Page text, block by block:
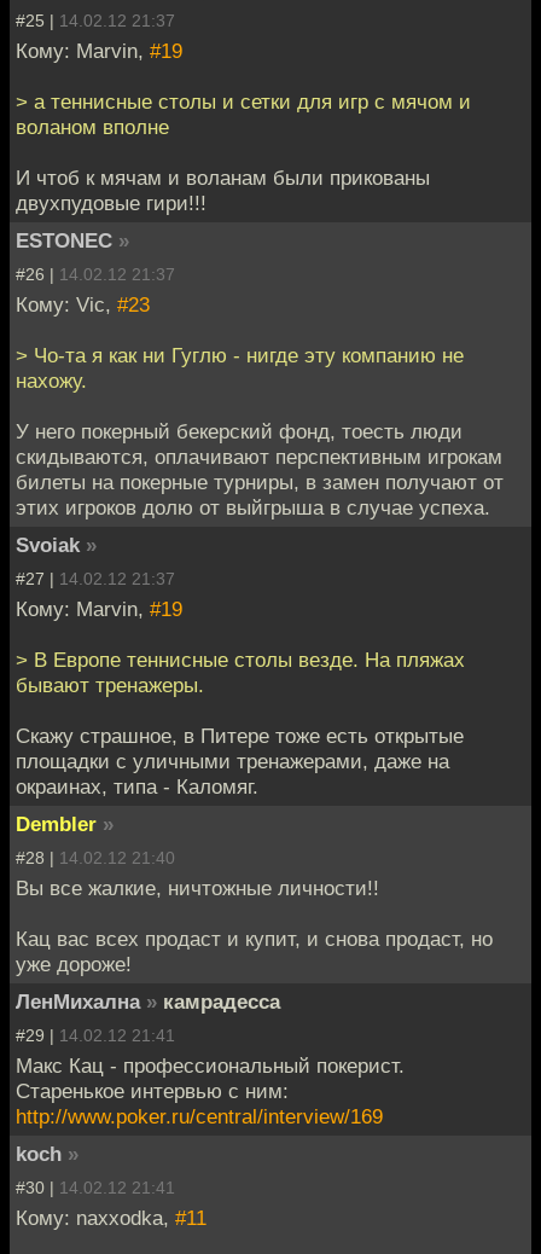
#25 | 14.02.12 21:37
Кому: Marvin, #19
> а теннисные столы и сетки для игр с мячом и
воланом вполне
И чтоб к мячам и воланам были прикованы
двухпудовые гири!!!
ESTONEC »
#26 | 14.02.12 21:37
Кому: Vic, #23
> Чо-та я как ни Гуглю - нигде эту компанию не
нахожу.
У него покерный бекерский фонд, тоесть люди
скидываются, оплачивают перспективным игрокам
билеты на покерные турниры, в замен получают от
этих игроков долю от выйгрыша в случае успеха.
Svoiak »
#27 | 14.02.12 21:37
Кому: Marvin, #19
> В Европе теннисные столы везде. На пляжах
бывают тренажеры.
Скажу страшное, в Питере тоже есть открытые
площадки с уличными тренажерами, даже на
окраинах, типа - Каломяг.
Dembler »
#28 | 14.02.12 21:40
Вы все жалкие, ничтожные личности!!
Кац вас всех продаст и купит, и снова продаст, но
уже дороже!
ЛенМихална » камрадесса
#29 | 14.02.12 21:41
Макс Кац - профессиональный покерист.
Старенькое интервью с ним:
http://www.poker.ru/central/interview/169
koch »
#30 | 14.02.12 21:41
Кому: naxxodka, #11